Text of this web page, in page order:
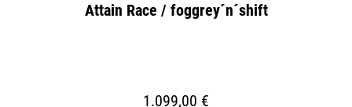
Attain Race / foggrey´n´shift
1.099,00 €